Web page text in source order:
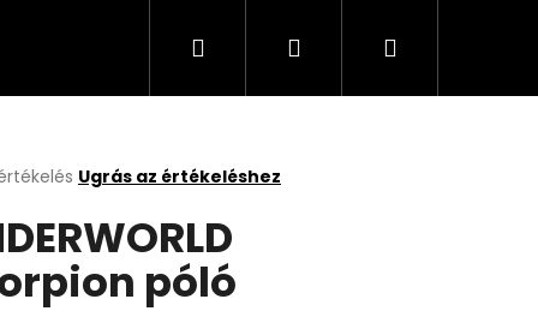
KeresésBejelentkezés
Kosár
Ugrás az értékeléshez
póló